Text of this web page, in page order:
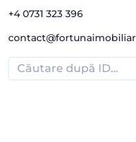
+4 0731 323 396